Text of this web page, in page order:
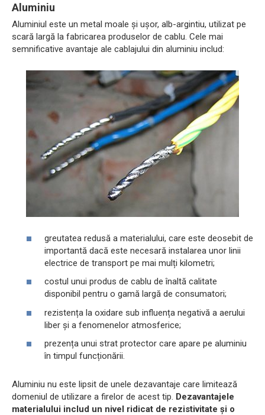
Aluminiu
Aluminiul este un metal moale și ușor, alb-argintiu, utilizat pe
scară largă la fabricarea produselor de cablu. Cele mai
semnificative avantaje ale cablajului din aluminiu includ:
greutatea redusă a materialului, care este deosebit de
importantă dacă este necesară instalarea unor linii
electrice de transport pe mai mulți kilometri;
costul unui produs de cablu de înaltă calitate
disponibil pentru o gamă largă de consumatori;
rezistența la oxidare sub influența negativă a aerului
liber și a fenomenelor atmosferice;
prezența unui strat protector care apare pe aluminiu
în timpul funcționării.
Aluminiu nu este lipsit de unele dezavantaje care limitează
domeniul de utilizare a firelor de acest tip. Dezavantajele
materialului includ un nivel ridicat de rezistivitate și o